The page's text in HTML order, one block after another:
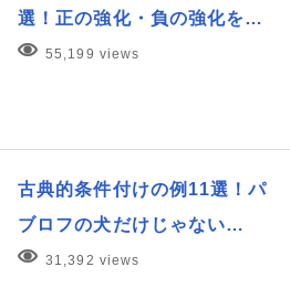
選！正の強化・負の強化を…
55,199 views
古典的条件付けの例11選！パ
ブロフの犬だけじゃない…
31,392 views